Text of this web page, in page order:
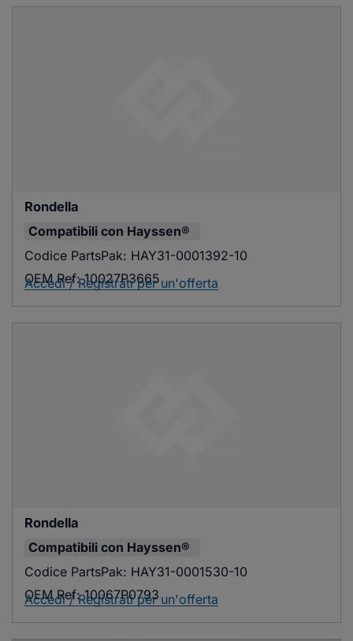
Rondella
Compatibili con Hayssen®
Codice PartsPak: HAY31-0001392-10
OEM Ref: 10027P3665
Accedi / Registrati per un'offerta
Rondella
Compatibili con Hayssen®
Codice PartsPak: HAY31-0001530-10
OEM Ref: 10067P0793
Accedi / Registrati per un'offerta